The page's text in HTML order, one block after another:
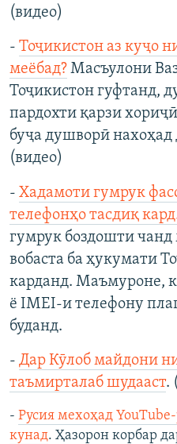
(видео)
- Тоҷикистон аз куҷо
меёбад? Масъулони
Тоҷикистон гуфтанд,
пардохти қарзи
буҷа душворӣ нахоҳад
(видео)
- Хадамоти гумрук
телефонҳо тасдиқ
гумрук боздошти
вобаста ба ҳукумати
карданд. Маъмуроне,
ё IMEI-и телефону
буданд.
- Дар Кӯлоб майдони
таъмирталаб шудааст.
- Русия мехоҳад
кунад. Ҳазорон корбар